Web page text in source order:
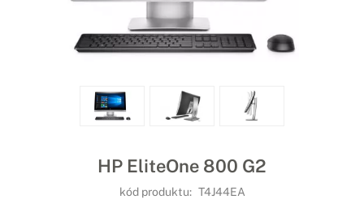
HP EliteOne 800 G2
kód produktu: T4J44EA